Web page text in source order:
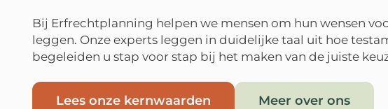
Bij Erfrechtplanning helpen we mensen om hun wensen
leggen. Onze experts leggen in duidelijke taal uit hoe
begeleiden u stap voor stap bij het maken van de juiste
Lees onze kernwaarden Meer over ons